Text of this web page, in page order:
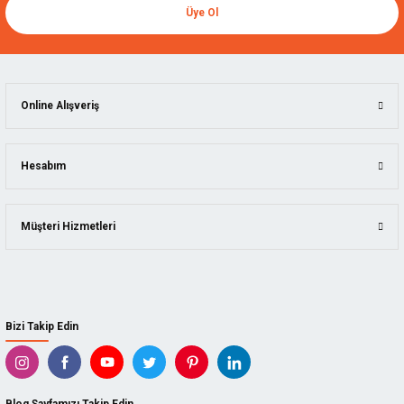
Üye Ol
Bizi Takip Edin
Online Alışveriş
Hesabım
Müşteri Hizmetleri